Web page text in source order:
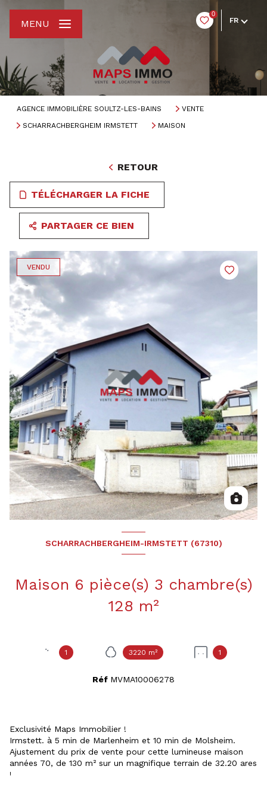
0
FR
MENU
AGENCE IMMOBILIÈRE SOULTZ-LES-BAINS
VENTE
SCHARRACHBERGHEIM IRMSTETT
MAISON
RETOUR
TÉLÉCHARGER LA FICHE
PARTAGER CE BIEN
VENDU
SCHARRACHBERGHEIM-IRMSTETT (67310)
Maison 6 pièce(s) 3 chambre(s)
128 m²
1 3220 m² 1
Réf MVMA10006278
Exclusivité Maps Immobilier !
Irmstett. à 5 min de Marlenheim et 10 min de Molsheim.
Ajustement du prix de vente pour cette lumineuse maison
années 70, de 130 m² sur un magnifique terrain de 32.20 ares
!